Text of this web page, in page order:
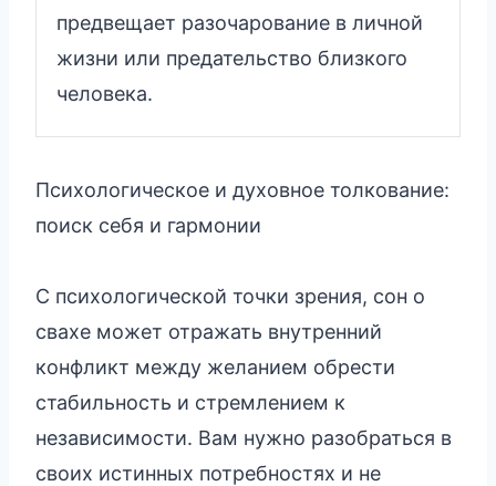
предвещает разочарование в личной
жизни или предательство близкого
человека.
Психологическое и духовное толкование:
поиск себя и гармонии
С психологической точки зрения, сон о
свахе может отражать внутренний
конфликт между желанием обрести
стабильность и стремлением к
независимости. Вам нужно разобраться в
своих истинных потребностях и не